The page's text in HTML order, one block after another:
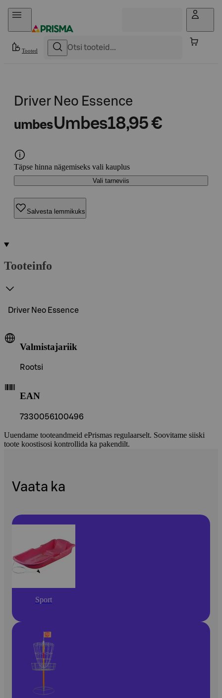
Otse sisu juurde
Tooted
Driver Neo Essence
umbesUmbes18,95 €
Täpse hinna nägemiseks vali kauplus
Vali tarneviis
Salvesta lemmikuks
Tooteinfo
Driver Neo Essence
Valmistajariik
Rootsi
EAN
7330056100496
Uuendame tooteandmeid ePrismas regulaarselt. Soovitame siiski
toote koostisosi kontrollida ka pakendilt.
Vaata ka
Sport